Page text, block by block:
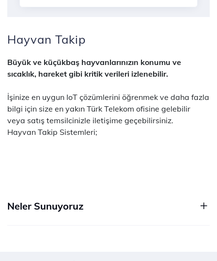
Hayvan Takip
Büyük ve küçükbaş hayvanlarınızın konumu ve
sıcaklık, hareket gibi kritik verileri izlenebilir.
İşinize en uygun IoT çözümlerini öğrenmek ve daha fazla
bilgi için size en yakın Türk Telekom ofisine gelebilir
veya satış temsilcinizle iletişime geçebilirsiniz.
Hayvan Takip Sistemleri;
Neler Sunuyoruz